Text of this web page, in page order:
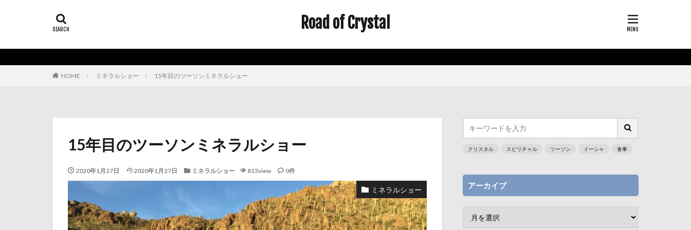
Road of Crystal
HOME ミネラルショー 15年目のツーソンミネラルショー
15年目のツーソンミネラルショー
2020年1月27日 2020年1月27日 ミネラルショー 815view 0件
ミネラルショー
クリスタル スピリチャル ツーソン イーシャ 食事
アーカイブ